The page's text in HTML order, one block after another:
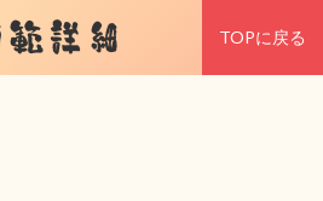
範詳細 TOPに戻る